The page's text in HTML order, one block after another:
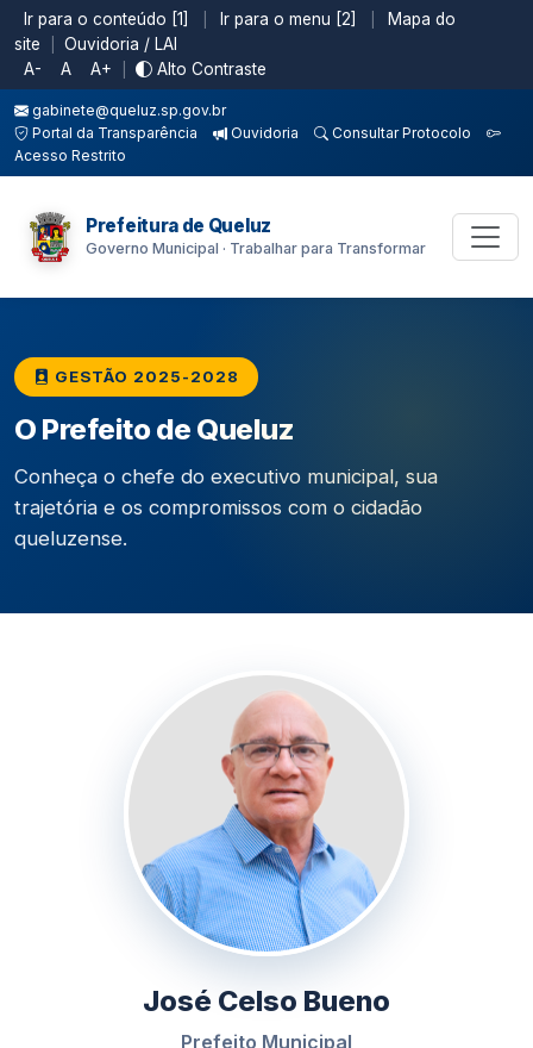
Ir para o conteúdo [1] Ir para o menu [2]
Mapa do
site
Ouvidoria / LAI
A-
A A+ Alto Contraste
gabinete@queluz.sp.gov.br
Portal da Transparência
Ouvidoria
Consultar Protocolo
Acesso Restrito
Prefeitura de Queluz
Governo Municipal · Trabalhar para Transformar
GESTÃO 2025-2028
O Prefeito de Queluz
Conheça o chefe do executivo municipal, sua
trajetória e os compromissos com o cidadão
queluzense.
José Celso Bueno
Prefeito Municipal